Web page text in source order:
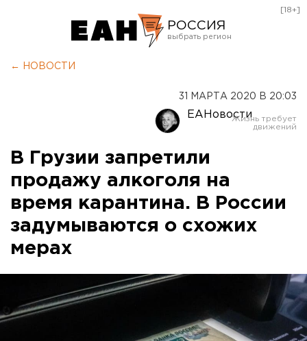
РОССИЯ
Оренбург
[18+]
← НОВОСТИ
31 МАРТА 2020 В 20:03
ЕАНовости
В Грузии запретили
продажу алкоголя на
время карантина. В России
задумываются о схожих
мерах